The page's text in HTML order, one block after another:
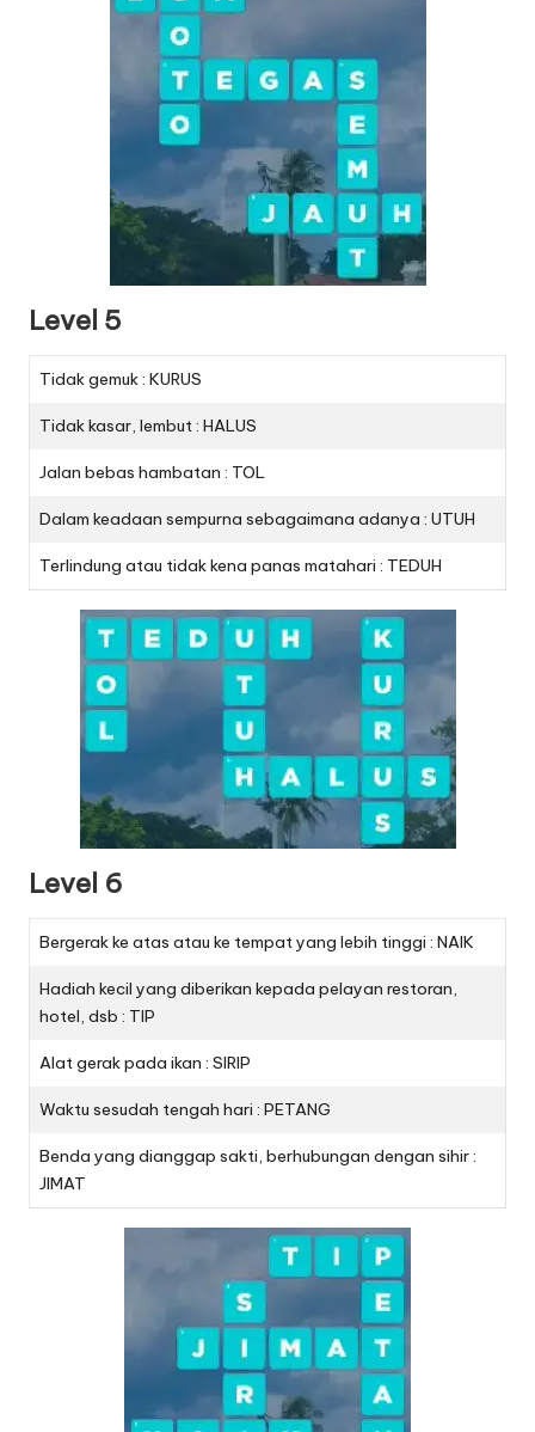
Level 5
Tidak gemuk : KURUS
Tidak kasar, lembut : HALUS
Jalan bebas hambatan : TOL
Dalam keadaan sempurna sebagaimana adanya : UTUH
Terlindung atau tidak kena panas matahari : TEDUH
Level 6
Bergerak ke atas atau ke tempat yang lebih tinggi : NAIK
Hadiah kecil yang diberikan kepada pelayan restoran,
hotel, dsb : TIP
Alat gerak pada ikan : SIRIP
Waktu sesudah tengah hari : PETANG
Benda yang dianggap sakti, berhubungan dengan sihir :
JIMAT